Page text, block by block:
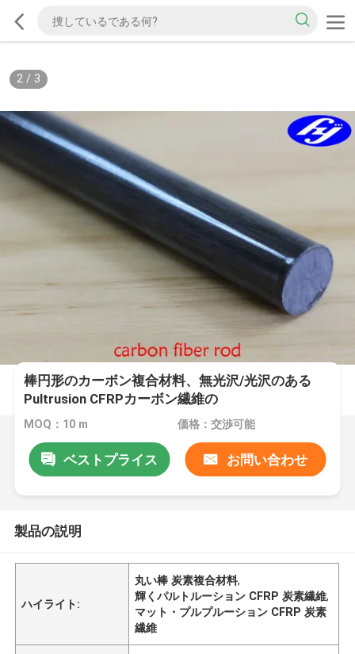
2/ 3
棒円形のカーボン複合材料、無光沢/光沢のある
Pultrusion CFRPカーボン繊維の
MOQ：10 m 価格：交渉可能
ベストプライス お問い合わせ
製品の説明
ハイライト:
丸い棒 炭素複合材料,
輝くパルトルーション CFRP 炭素繊維,
マット・プルプルーション CFRP 炭素
繊維